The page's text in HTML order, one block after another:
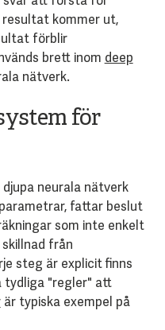
kommer ut,
förblir
brett inom deep
nätverk.
för
neurala nätverk
fattar beslut
som inte enkelt
från
steg är explicit finns
tydliga "regler" att
är typiska exempel på